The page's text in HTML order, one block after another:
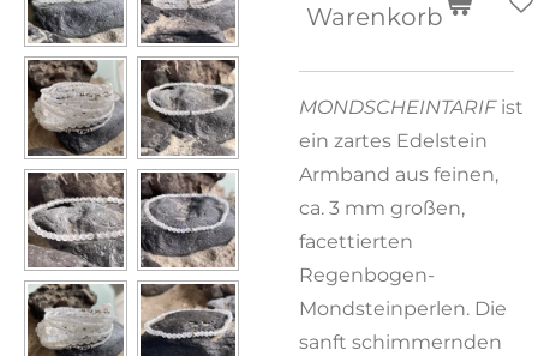
Warenkorb
MONDSCHEINTARIFist
ein zartes Edelstein
Armband aus feinen,
ca. 3 mm großen,
facettierten
Regenbogen-
Mondsteinperlen. Die
sanft schimmernden